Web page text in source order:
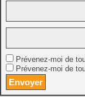
Prévenez-moi de
Prévenez-moi de